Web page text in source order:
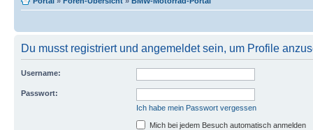
Du musst registriert und angemeldet sein, um Profile
Username:
Passwort:
Ich habe mein Passwort vergessen
Mich bei jedem Besuch automatisch anmelden